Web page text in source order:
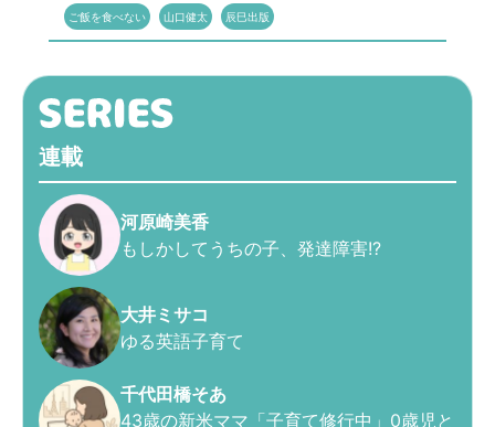
ご飯を食べない 山口健太 辰巳出版
連載
河原崎美香
もしかしてうちの子、発達障害!?
大井ミサコ
ゆる英語子育て
千代田橋そあ
43歳の新米ママ「子育て修行中」0歳児と